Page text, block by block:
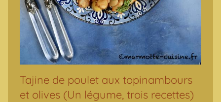
Tajine de poulet aux topinambours
et olives (Un légume, trois recettes)